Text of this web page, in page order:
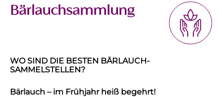
Bärlauchsammlung
WO SIND DIE BESTEN BÄRLAUCH-
SAMMELSTELLEN?
Bärlauch – im Frühjahr heiß begehrt!